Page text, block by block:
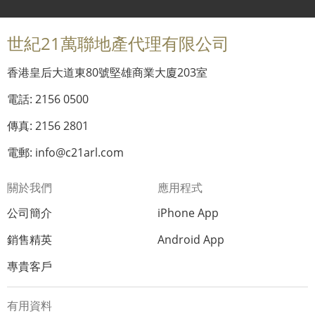
世紀21萬聯地產代理有限公司
香港皇后大道東80號堅雄商業大廈203室
電話: 2156 0500
傳真: 2156 2801
電郵: info@c21arl.com
關於我們
公司簡介
銷售精英
專貴客戶
應用程式
iPhone App
Android App
有用資料